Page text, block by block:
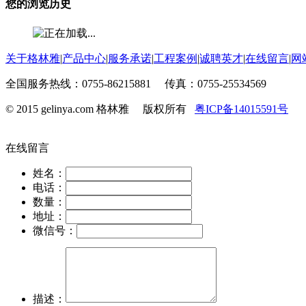
您的浏览历史
关于格林雅|产品中心|服务承诺|工程案例 |诚聘英才|在线留言|网
全国服务热线：0755-86215881 传真：0755-25534569
© 2015 gelinya.com 格林雅 版权所有 粤ICP备14015591号
在线留言
姓名：
电话：
数量：
地址：
微信号：
描述：